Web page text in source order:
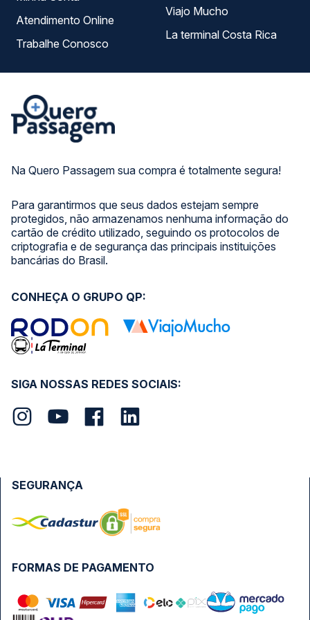
Na Quero Passagem sua compra é totalmente segura!
Para garantirmos que seus dados estejam sempre
protegidos, não armazenamos nenhuma informação do
cartão de crédito utilizado, seguindo os protocolos de
criptografia e de segurança das principais instituições
bancárias do Brasil.
Atendimento Online
Trabalhe Conosco
Viajo Mucho
La terminal Costa Rica
SIGA NOSSAS REDES SOCIAIS:
CONHEÇA O GRUPO QP:
FORMAS DE PAGAMENTO
SEGURANÇA